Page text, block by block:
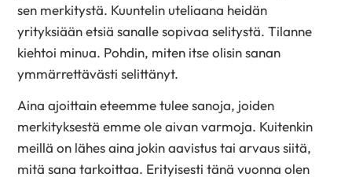
sen merkitystä. Kuuntelin uteliaana heidän
yrityksiään etsiä sanalle sopivaa selitystä. Tilanne
kiehtoi minua. Pohdin, miten itse olisin sanan
ymmärrettävästi selittänyt.
Aina ajoittain eteemme tulee sanoja, joiden
merkityksestä emme ole aivan varmoja. Kuitenkin
meillä on lähes aina jokin aavistus tai arvaus siitä,
mitä sana tarkoittaa. Erityisesti tänä vuonna olen